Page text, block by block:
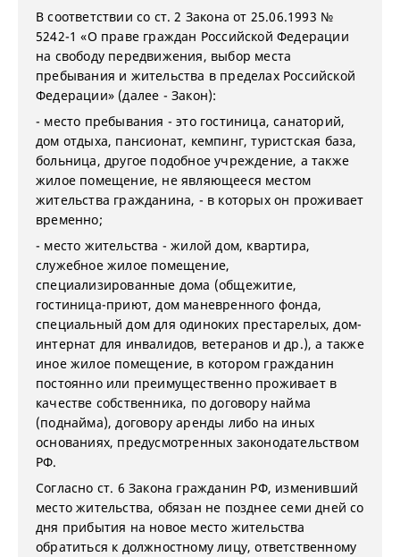
В соответствии со ст. 2 Закона от 25.06.1993 №
5242-1 «О праве граждан Российской Федерации
на свободу передвижения, выбор места
пребывания и жительства в пределах Российской
Федерации» (далее - Закон):
- место пребывания - это гостиница, санаторий,
дом отдыха, пансионат, кемпинг, туристская база,
больница, другое подобное учреждение, а также
жилое помещение, не являющееся местом
жительства гражданина, - в которых он проживает
временно;
- место жительства - жилой дом, квартира,
служебное жилое помещение,
специализированные дома (общежитие,
гостиница-приют, дом маневренного фонда,
специальный дом для одиноких престарелых, дом-
интернат для инвалидов, ветеранов и др.), а также
иное жилое помещение, в котором гражданин
постоянно или преимущественно проживает в
качестве собственника, по договору найма
(поднайма), договору аренды либо на иных
основаниях, предусмотренных законодательством
РФ.
Согласно ст. 6 Закона гражданин РФ, изменивший
место жительства, обязан не позднее семи дней со
дня прибытия на новое место жительства
обратиться к должностному лицу, ответственному